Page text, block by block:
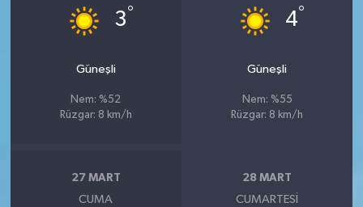
3°
Güneşli
Nem: %52
Rüzgar: 8 km/h
4°
Güneşli
Nem: %55
Rüzgar: 8 km/h
27 MART
CUMA
28 MART
CUMARTESI